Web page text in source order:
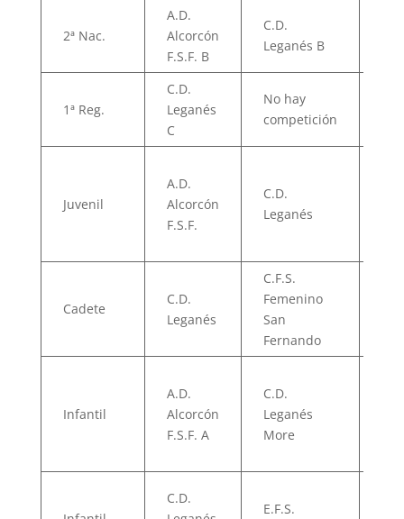
2ª Nac.
A.D.
Alcorcón
F.S.F. B
C.D.
Leganés B
1ª Reg.
C.D.
Leganés
C
No hay
competición
Juvenil
A.D.
Alcorcón
F.S.F.
C.D.
Leganés
Cadete
C.D.
Leganés
C.F.S.
Femenino
San
Fernando
Infantil
A.D.
Alcorcón
F.S.F. A
C.D.
Leganés
More
C.D.
E.F.S.